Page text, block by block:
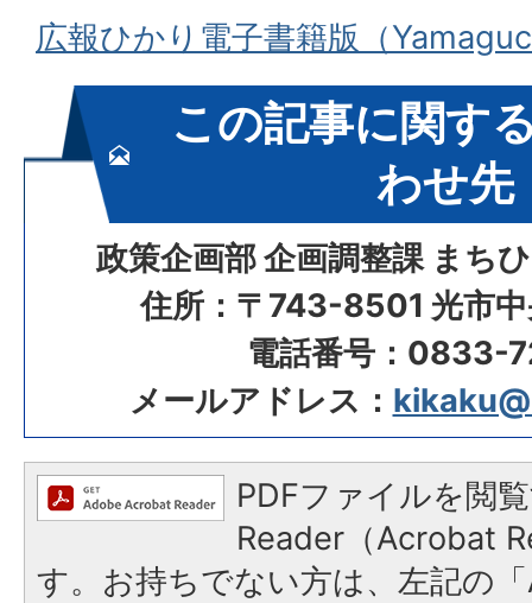
広報ひかり電子書籍版（
この記事に関す
わせ先
政策企画部 企画調整課 まち
住所：〒743-8501 光市中
電話番号：0833-
メールアドレス：
PDFファイルを閲
Reader（Acrobat
す。お持ちでない方は、左記の